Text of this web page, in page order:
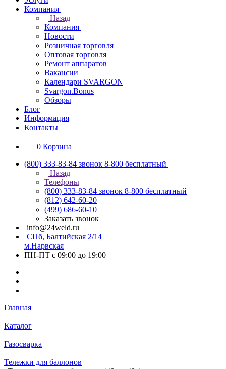
Компания
Назад
Компания
Новости
Розничная торговля
Оптовая торговля
Ремонт аппаратов
Вакансии
Календари SVARGON
Svargon.Bonus
Обзоры
Блог
Информация
Контакты
0 Корзина
(800) 333-83-84 звонок 8-800 бесплатный
Назад
Телефоны
(800) 333-83-84 звонок 8-800 бесплатный
(812) 642-60-20
(499) 686-60-10
Заказать звонок
info@24weld.ru
СПб, Балтийская 2/14
м.Нарвская
ПН-ПТ с 09:00 до 19:00
Главная
Каталог
Газосварка
Тележки для баллонов